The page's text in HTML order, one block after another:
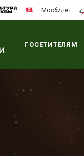
Мосбилет
ПОСЕТИТЕЛЯМ